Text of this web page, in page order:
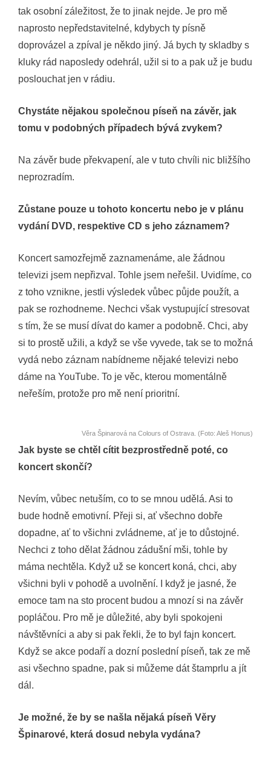
tak osobní záležitost, že to jinak nejde. Je pro mě
naprosto nepředstavitelné, kdybych ty písně
doprovázel a zpíval je někdo jiný. Já bych ty skladby s
kluky rád naposledy odehrál, užil si to a pak už je budu
poslouchat jen v rádiu.
Chystáte nějakou společnou píseň na závěr, jak
tomu v podobných případech bývá zvykem?
Na závěr bude překvapení, ale v tuto chvíli nic bližšího
neprozradím.
Zůstane pouze u tohoto koncertu nebo je v plánu
vydání DVD, respektive CD s jeho záznamem?
Koncert samozřejmě zaznamenáme, ale žádnou
televizi jsem nepřizval. Tohle jsem neřešil. Uvidíme, co
z toho vznikne, jestli výsledek vůbec půjde použít, a
pak se rozhodneme. Nechci však vystupující stresovat
s tím, že se musí dívat do kamer a podobně. Chci, aby
si to prostě užili, a když se vše vyvede, tak se to možná
vydá nebo záznam nabídneme nějaké televizi nebo
dáme na YouTube. To je věc, kterou momentálně
neřeším, protože pro mě není prioritní.
Věra Špinarová na Colours of Ostrava. (Foto: Aleš Honus)
Jak byste se chtěl cítit bezprostředně poté, co
koncert skončí?
Nevím, vůbec netuším, co to se mnou udělá. Asi to
bude hodně emotivní. Přeji si, ať všechno dobře
dopadne, ať to všichni zvládneme, ať je to důstojné.
Nechci z toho dělat žádnou zádušní mši, tohle by
máma nechtěla. Když už se koncert koná, chci, aby
všichni byli v pohodě a uvolnění. I když je jasné, že
emoce tam na sto procent budou a mnozí si na závěr
popláčou. Pro mě je důležité, aby byli spokojeni
návštěvníci a aby si pak řekli, že to byl fajn koncert.
Když se akce podaří a dozní poslední píseň, tak ze mě
asi všechno spadne, pak si můžeme dát štamprlu a jít
dál.
Je možné, že by se našla nějaká píseň Věry
Špinarové, která dosud nebyla vydána?